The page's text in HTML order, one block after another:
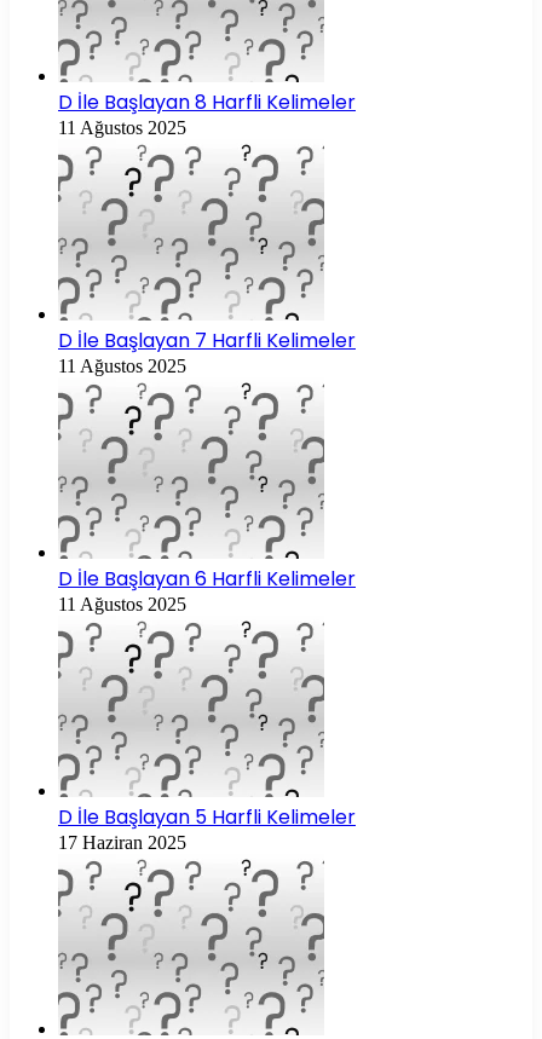
D İle Başlayan 8 Harfli Kelimeler
11 Ağustos 2025
D İle Başlayan 7 Harfli Kelimeler
11 Ağustos 2025
D İle Başlayan 6 Harfli Kelimeler
11 Ağustos 2025
D İle Başlayan 5 Harfli Kelimeler
17 Haziran 2025